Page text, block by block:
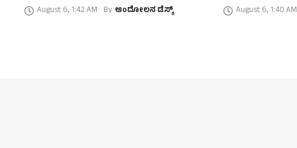
August 6, 1:42 AM By ಆಂದೋಲನ ಡೆಸ್ಕ್ August 6, 1:40 AM